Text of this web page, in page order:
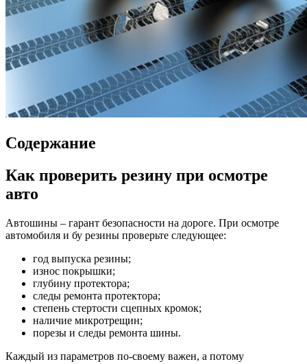
Содержание
Как проверить резину при осмотре
авто
Автошины – гарант безопасности на дороге. При осмотре
автомобиля и бу резины проверьте следующее:
год выпуска резины;
износ покрышки;
глубину протектора;
следы ремонта протектора;
степень стертости сцепных кромок;
наличие микротрещин;
порезы и следы ремонта шины.
Каждый из параметров по-своему важен, а потому